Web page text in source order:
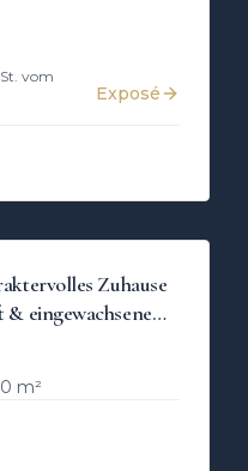
vom
Exposé
Zuhause
eingewachsenem
m²